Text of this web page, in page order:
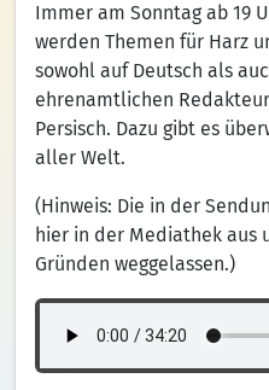
Immer am Sonntag ab 19
werden Themen für Harz
sowohl auf Deutsch als
ehrenamtlichen
Persisch. Dazu gibt es
aller Welt.
(Hinweis: Die in der
hier in der Mediathek aus
Gründen weggelassen.)